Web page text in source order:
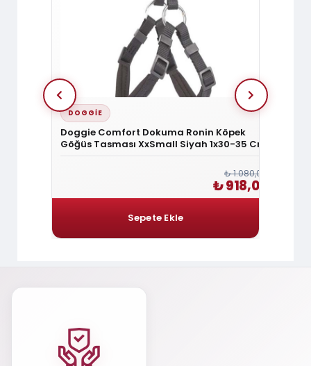
DOGGIE
Doggie Comfort Dokuma Ronin Köpek
Göğüs Tasması XxSmall Siyah 1x30-35 Cm
₺ 1.080,00
₺ 918,00